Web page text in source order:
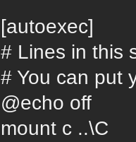
[autoexec]
# Lines in this
# You can put
@echo off
mount c ..\C